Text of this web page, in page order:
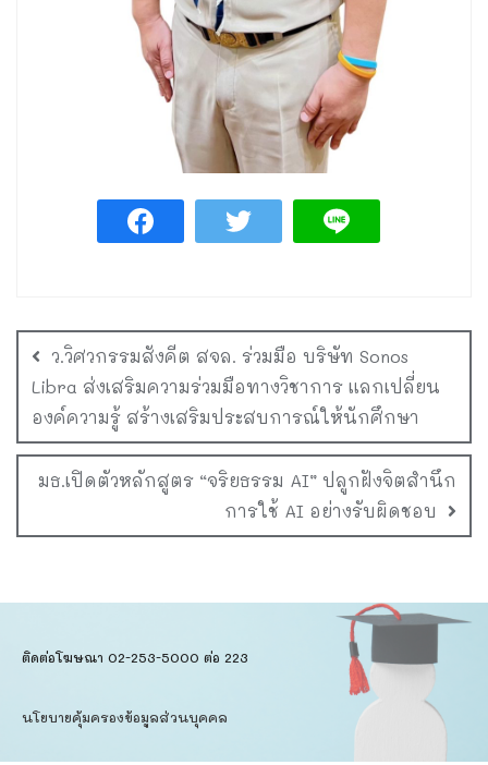
ว.วิศวกรรมสังคีต สจล. ร่วมมือ บริษัท Sonos
Libra ส่งเสริมความร่วมมือทางวิชาการ แลกเปลี่ยน
องค์ความรู้ สร้างเสริมประสบการณ์ให้นักศึกษา
มธ.เปิดตัวหลักสูตร “จริยธรรม AI” ปลูกฝังจิตสำนึก
การใช้ AI อย่างรับผิดชอบ
ติดต่อโฆษณา 02-253-5000​ ต่อ 223
นโยบายคุ้มครองข้อมูลส่วนบุคคล​